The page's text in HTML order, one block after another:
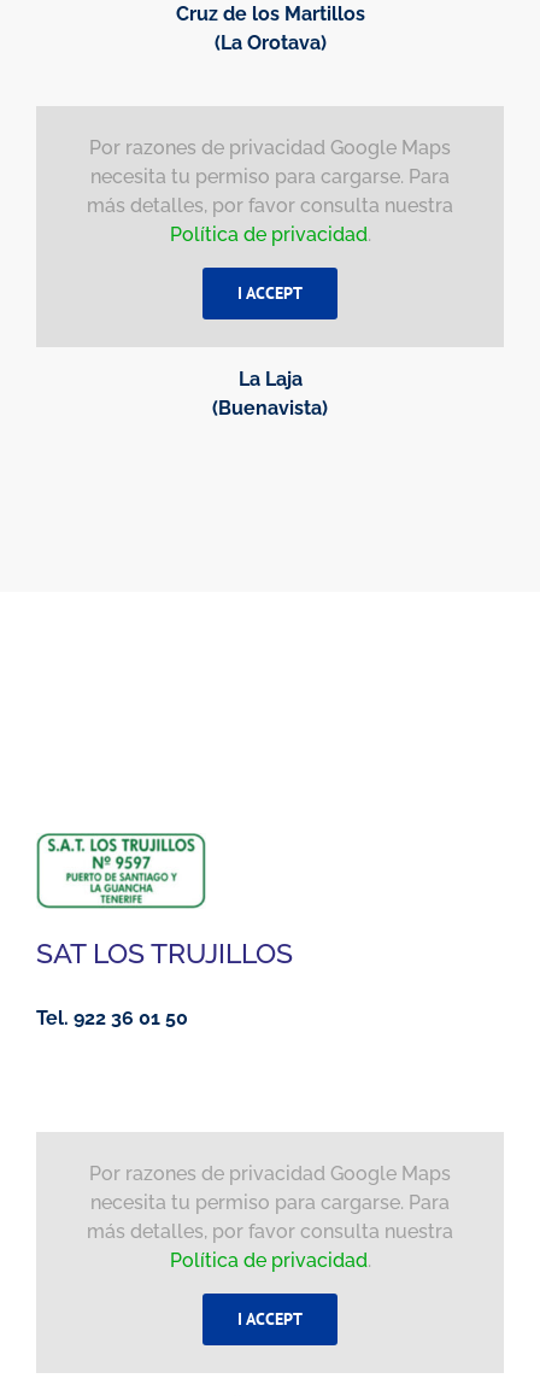
Cruz de los Martillos
(La Orotava)
Por razones de privacidad Google Maps
necesita tu permiso para cargarse. Para
más detalles, por favor consulta nuestra
Política de privacidad.
I ACCEPT
La Laja
(Buenavista)
SAT LOS TRUJILLOS
Tel. 922 36 01 50
Por razones de privacidad Google Maps
necesita tu permiso para cargarse. Para
más detalles, por favor consulta nuestra
Política de privacidad.
I ACCEPT